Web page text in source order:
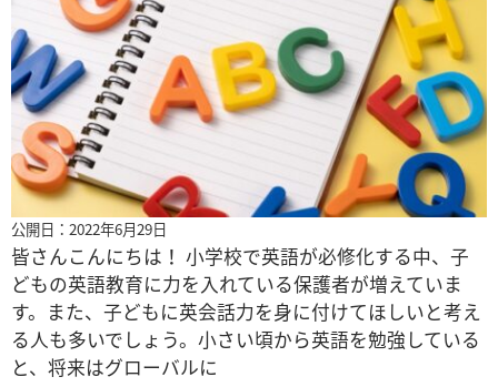
公開日：2022年6月29日
皆さんこんにちは！ 小学校で英語が必修化する中、子
どもの英語教育に力を入れている保護者が増えていま
す。また、子どもに英会話力を身に付けてほしいと考え
る人も多いでしょう。小さい頃から英語を勉強している
と、将来はグローバルに